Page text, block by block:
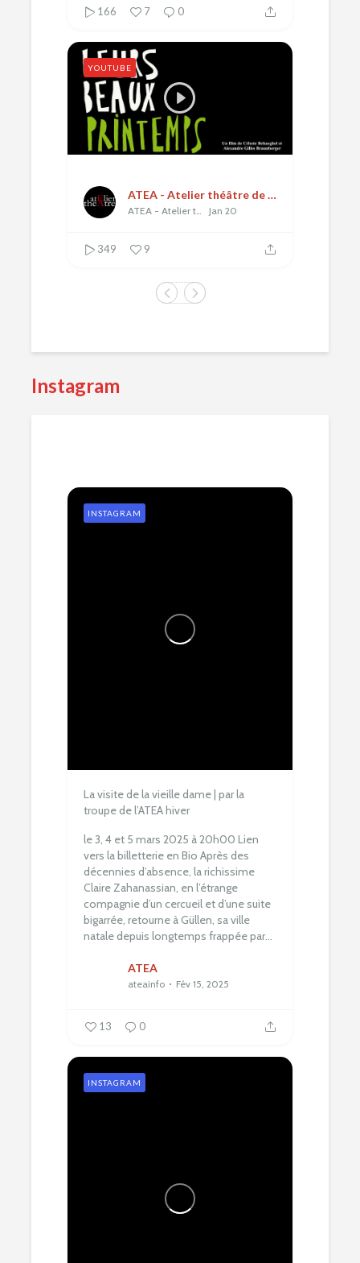
166 7 0
ATEA - Atelier théâtre de l'École alsacienne
ATEA - Atelier théâtre de l'École alsacienne Jan 20
YOUTUBE
349 9
Instagram
La visite de la vieille dame | par la
troupe de l’ATEA hiver
le 3, 4 et 5 mars 2025 à 20h00 Lien
vers la billetterie en Bio Après des
décennies d’absence, la richissime
Claire Zahanassian, en l’étrange
compagnie d’un cercueil et d’une suite
bigarrée, retourne à Güllen, sa ville
natale depuis longtemps frappée par...
ATEA
ateainfo Fév 15, 2025
INSTAGRAM
13 0
INSTAGRAM